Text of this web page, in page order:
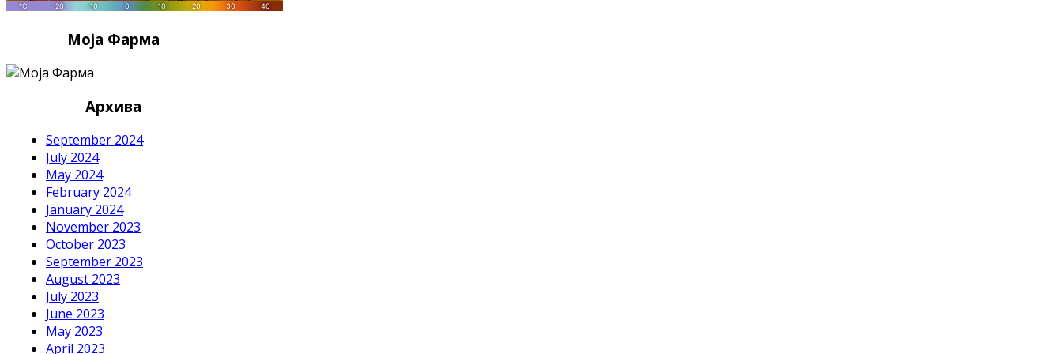
Моја Фарма
Архива
September 2024
July 2024
May 2024
February 2024
January 2024
November 2023
October 2023
September 2023
August 2023
July 2023
June 2023
May 2023
April 2023